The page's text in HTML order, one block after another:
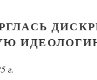
г.